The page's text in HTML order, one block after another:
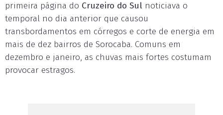
primeira página do Cruzeiro do Sul noticiava o
temporal no dia anterior que causou
transbordamentos em córregos e corte de energia em
mais de dez bairros de Sorocaba. Comuns em
dezembro e janeiro, as chuvas mais fortes costumam
provocar estragos.